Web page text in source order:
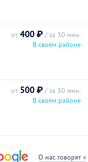
от 400 ₽ / за 30 мин.
В своём районе
от 500 ₽ / за 30 мин.
В своём районе
О нас говорят »